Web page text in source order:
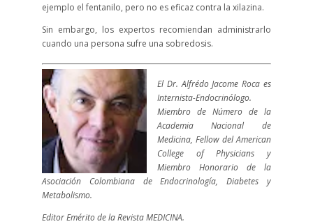
ejemplo el fentanilo, pero no es eficaz contra la xilazina.
Sin embargo, los expertos recomiendan administrarlo
cuando una persona sufre una sobredosis.
El Dr. Alfrédo Jacome Roca es
Internista-Endocrinólogo.
Miembro de Número de la
Academia Nacional de
Medicina, Fellow del American
College of Physicians y
Miembro Honorario de la
Asociación Colombiana de Endocrinología, Diabetes y
Metabolismo.
Editor Emérito de la Revista MEDICINA.